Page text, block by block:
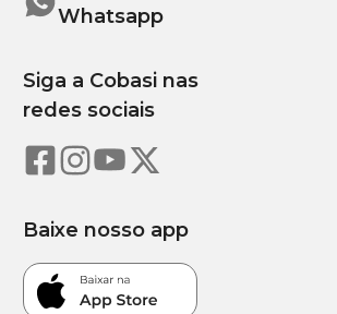
Whatsapp
Siga a Cobasi nas
redes sociais
Baixe nosso app